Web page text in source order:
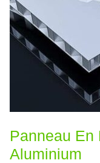
Panneau En
Aluminium